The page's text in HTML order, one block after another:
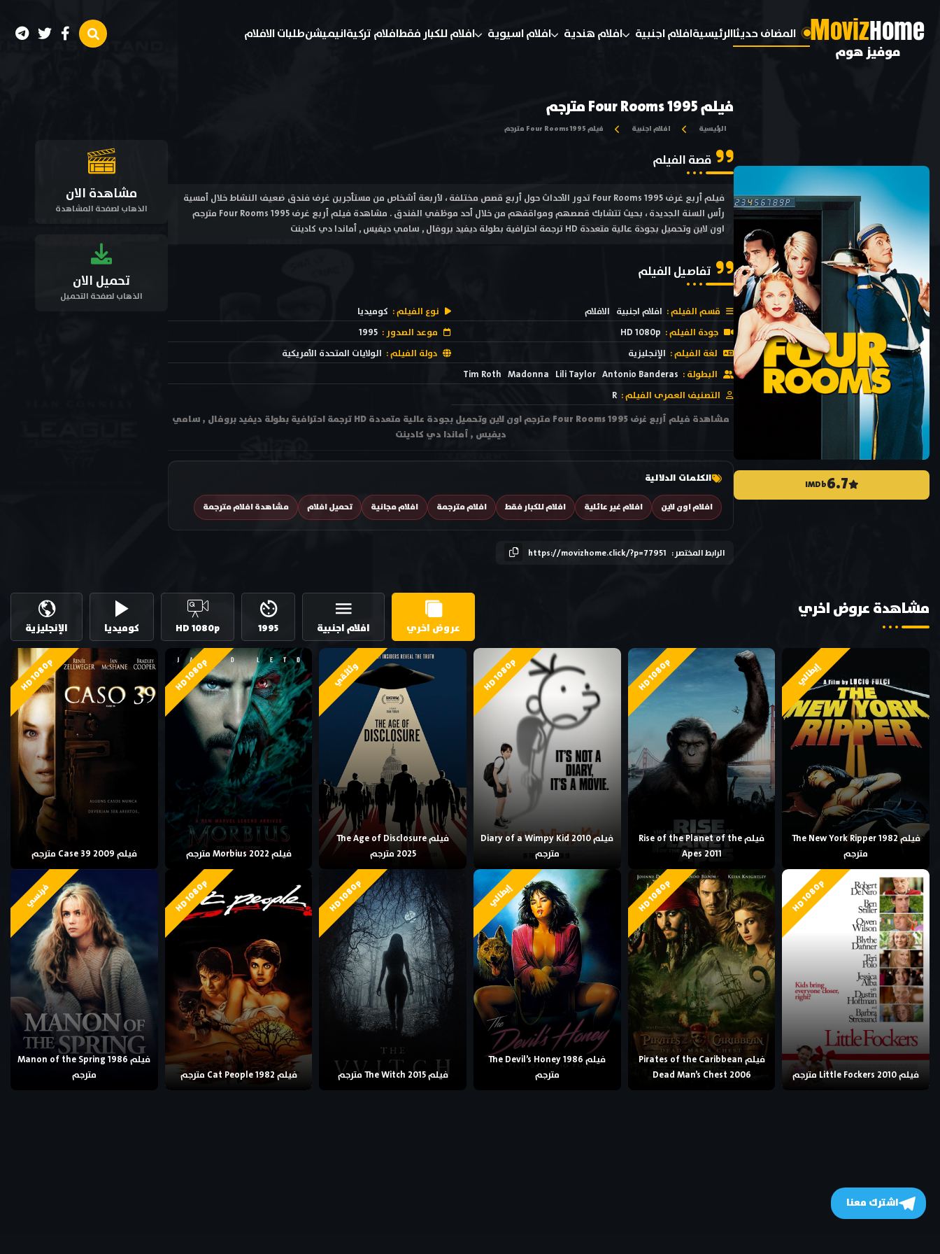
MovizHome
موفيز هوم
المضاف حديثاالرئيسيةافلام اجنبية افلام هندية افلام اسيوية افلام للكبار فقطافلام تركيةانيميشنطلبات الافلام
6.7
IMDb
فيلم Four Rooms 1995 مترجم
الرئيسية افلام اجنبية فيلم Four Rooms 1995 مترجم
قصة الفيلم
فيلم أربع غرف Four Rooms 1995 تدور الأحداث حول أربع قصص مختلفة ، لأربعة أشخاص من مستأجرين غرف فندق ضعيف النشاط خلال أمسية
رأس السنة الجديدة ، بحيث تتشابك قصصهم ومواقفهم من خلال أحد موظفي الفندق . مشاهدة فيلم أربع غرف Four Rooms 1995 مترجم
اون لاين وتحميل بجودة عالية متعددة HD ترجمة احترافية بطولة ديفيد بروفال , سامي ديفيس , أماندا دي كادينت
تفاصيل الفيلم
قسم الفيلم : افلام اجنبية الافلام نوع الفيلم : كوميديا
جودة الفيلم : HD 1080p موعد الصدور : 1995
لغة الفيلم : الإنجليزية دولة الفيلم : الولايات المتحدة الأمريكية
البطولة : Antonio Banderas
Lili Taylor
Madonna
Tim Roth
التصنيف العمرى الفيلم : R
مشاهدة فيلم أربع غرف Four Rooms 1995 مترجم اون لاين وتحميل بجودة عالية متعددة HD ترجمة احترافية بطولة ديفيد بروفال , سامي
ديفيس , أماندا دي كادينت
الكلمات الدلالية
افلام اون لاين افلام غير عائلية افلام للكبار فقط افلام مترجمة افلام مجانية تحميل افلام مشاهدة افلام مترجمة
الرابط المختصر : https://movizhome.click/?p=77951
مشاهدة الان
الذهاب لصفحة المشاهدة
تحميل الان
الذهاب لصفحة التحميل
مشاهدة عروض اخري
عروض اخري افلام اجنبية 1995
HD 1080p كوميديا الإنجليزية
إيطالي
فيلم The New York Ripper 1982
مترجم
HD 1080p
فيلم Rise of the Planet of the
Apes 2011
HD 1080p
فيلم Diary of a Wimpy Kid 2010
مترجم
وثائقي
فيلم The Age of Disclosure
2025 مترجم
HD 1080p
فيلم Morbius 2022 مترجم
HD 1080p
فيلم Case 39 2009 مترجم
HD 1080p
فيلم Little Fockers 2010 مترجم
HD 1080p
فيلم Pirates of the Caribbean
Dead Man’s Chest 2006
إيطالي
فيلم The Devil’s Honey 1986
مترجم
HD 1080p
فيلم The Witch 2015 مترجم
HD 1080p
فيلم Cat People 1982 مترجم
فرنسي
فيلم Manon of the Spring 1986
مترجم
اشترك معنا